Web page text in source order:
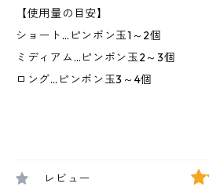
【使用量の目安】
ショート…ピンポン玉1～2個
ミディアム…ピンポン玉2～3個
ロング…ピンポン玉3～4個
レビュー